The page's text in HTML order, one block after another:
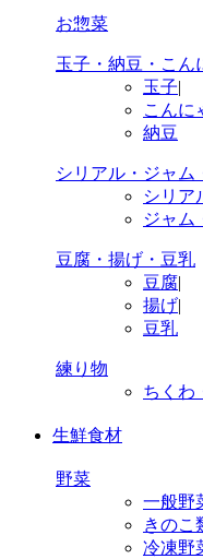
お惣菜
玉子・納豆・こん
玉子|
こんに
納豆
シリアル・ジャム
シリア
ジャム
豆腐・揚げ・豆乳
豆腐|
揚げ|
豆乳
練り物
ちくわ
生鮮食材
野菜
一般野
きのこ
冷凍野